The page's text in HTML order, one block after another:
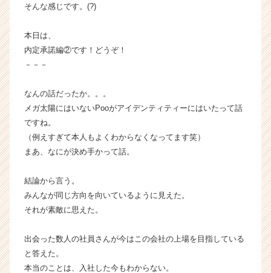
ト
ャ
リ
（C
h
C
e
r）
そんな感じです。(?)
本日は、
内定承諾編②です！どうぞ！
－－－
なんの話だったか。。。
メガ太陽にはいないPooがアイデンティティーにはいたって話
ですね。
（例えすぎて本人もよくわからなくなってます笑）
まあ、なにが決め手かって話。
結論から言う。
みんなが同じ方向を向いているように見えた。
それが素敵に思えた。
出会った数人の社員さんが今はこの会社の上場を目指している
と答えた。
本当のことは、入社した今もわからない。